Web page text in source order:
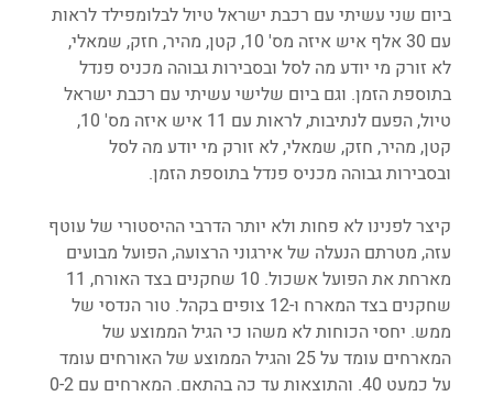
ביום שני עשיתי עם רכבת ישראל טיול לבלומפילד לראות
עם 30 אלף איש איזה מס' 10, קטן, מהיר, חזק, שמאלי,
לא זורק מי יודע מה לסל ובסבירות גבוהה מכניס פנדל
בתוספת הזמן. וגם ביום שלישי עשיתי עם רכבת ישראל
טיול, הפעם לנתיבות, לראות עם 11 איש איזה מס' 10,
קטן, מהיר, חזק, שמאלי, לא זורק מי יודע מה לסל
ובסבירות גבוהה מכניס פנדל בתוספת הזמן.
קיצר לפנינו לא פחות ולא יותר הדרבי ההיסטורי של עוטף
עזה, מטרתם הנעלה של אירגוני הרצועה, הפועל מבועים
שחקנים בצד המארח ו-12 צופים בקהל. טור הנדסי של
ממש. יחסי הכוחות לא משהו כי הגיל הממוצע של
המארחים עומד על 25 והגיל הממוצע של האורחים עומד